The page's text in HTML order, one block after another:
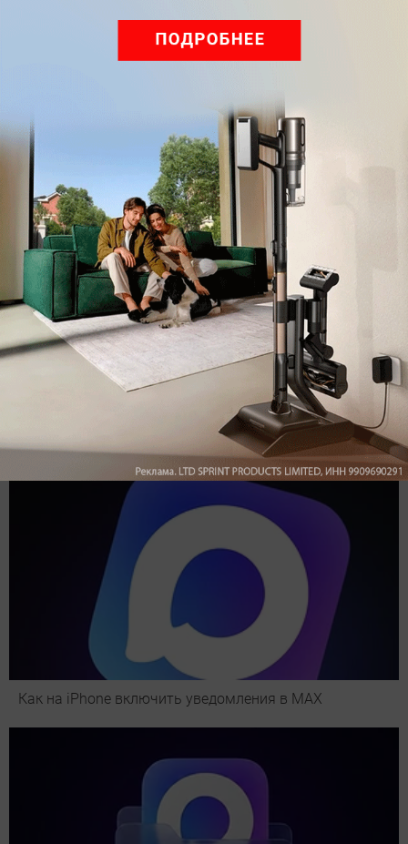
Обзор вертикального пылесоса Dreame Z40 AquaCycle
Подпишись на наш канал в мессенджере МАХ
Как на iPhone включить уведомления в MAX